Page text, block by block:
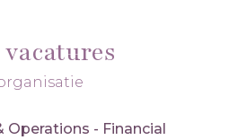
Operations - Financial